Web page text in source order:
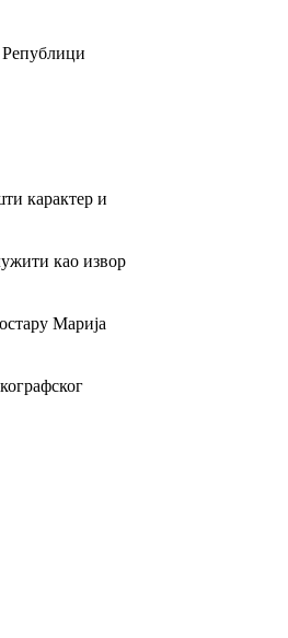
Републици
карактер и
као извор
Марија